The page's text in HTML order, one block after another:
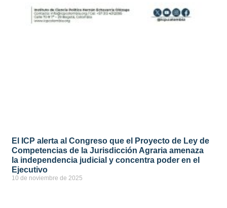
El ICP alerta al Congreso que el Proyecto de Ley de
Competencias de la Jurisdicción Agraria amenaza
la independencia judicial y concentra poder en el
Ejecutivo
10 de noviembre de 2025